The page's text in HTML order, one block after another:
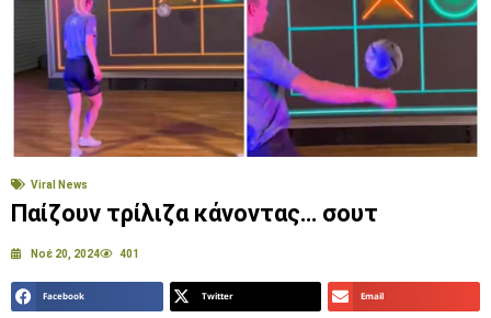
Viral News
Παίζουν τρίλιζα κάνοντας… σουτ
Νοέ 20, 2024 401
Facebook Twitter Email